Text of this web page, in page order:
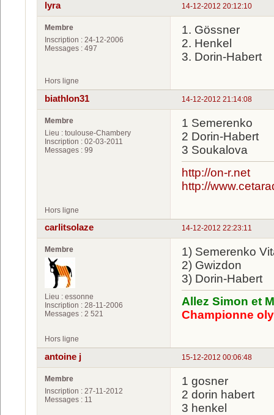
14-12-2012 20:12:10
lyra
Membre
Inscription : 24-12-2006
Messages : 497
1. Gössner
2. Henkel
3. Dorin-Habert
Hors ligne
14-12-2012 21:14:08
biathlon31
Membre
Lieu : toulouse-Chambery
Inscription : 02-03-2011
Messages : 99
1 Semerenko
2 Dorin-Habert
3 Soukalova
http://on-r.net
http://
Hors ligne
14-12-2012 22:23:11
carlitsolaze
Membre
Lieu : essonne
Inscription : 28-11-2006
Messages : 2 521
1) Semerenko
2) Gwizdon
3) Dorin-Habert
Allez Simon et
Championne
Hors ligne
15-12-2012 00:06:48
antoine j
Membre
Inscription : 27-11-2012
Messages : 11
1 gosner
2 dorin habert
3 henkel